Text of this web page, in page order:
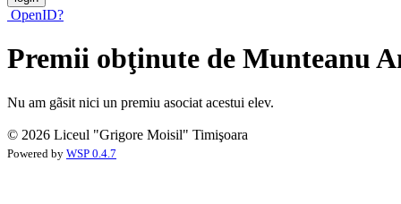
OpenID?
Premii obţinute de Munteanu
Nu am gãsit nici un premiu asociat acestui elev.
© 2026 Liceul "Grigore Moisil" Timişoara
Powered by WSP 0.4.7